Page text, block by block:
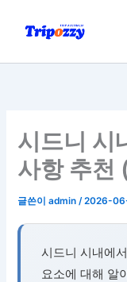
로
시드니 시
사항 추천
글쓴이admin/2026-
시드니 시내에
요소에 대해 알